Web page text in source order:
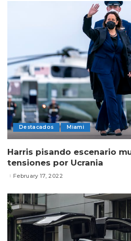
Destacados Miami
Harris pisando escenario
tensiones por Ucrania
February 17, 2022